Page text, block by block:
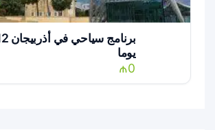
يوما
₼0